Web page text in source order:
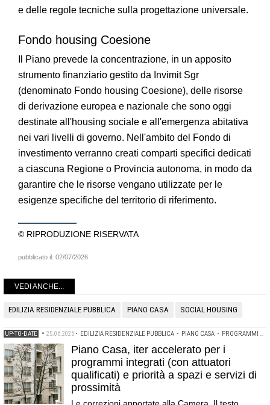
e delle regole tecniche sulla progettazione universale.
Fondo housing Coesione
Il Piano prevede la concentrazione, in un apposito
strumento finanziario gestito da Invimit Sgr
(denominato Fondo housing Coesione), delle risorse
di derivazione europea e nazionale che sono oggi
destinate all'housing sociale e all'emergenza abitativa
nei vari livelli di governo. Nell'ambito del Fondo di
investimento verranno creati comparti specifici dedicati
a ciascuna Regione o Provincia autonoma, in modo da
garantire che le risorse vengano utilizzate per le
esigenze specifiche del territorio di riferimento.
© RIPRODUZIONE RISERVATA
pubblicato il: 02/07/2026
VEDI ANCHE...
EDILIZIA RESIDENZIALE PUBBLICA PIANO CASA SOCIAL HOUSING
UP-TO-DATE • 25.06.2026 • EDILIZIA RESIDENZIALE PUBBLICA • PIANO CASA • PROGRAMMI DI EDILIZIA INTEGRATA
Piano Casa, iter accelerato per i
programmi integrati (con attuatori
qualificati) e priorità a spazi e servizi di
prossimità